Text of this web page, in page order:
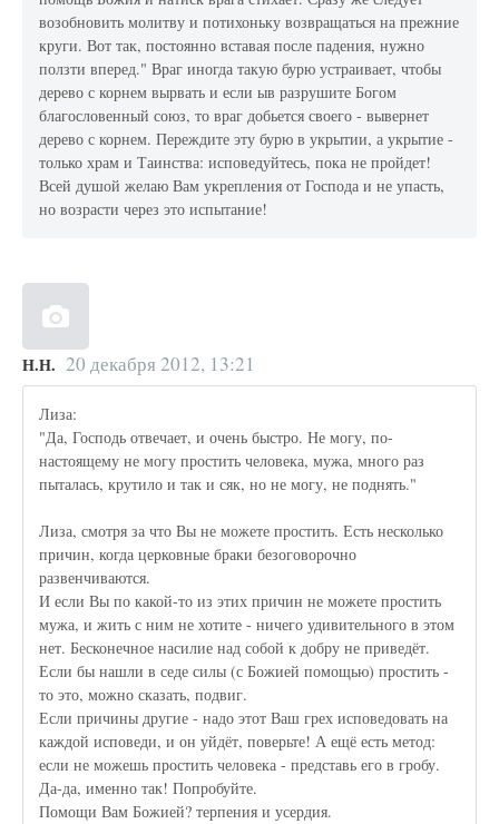
возобновить молитву и потихоньку возвращаться на прежние
круги. Вот так, постоянно вставая после падения, нужно
ползти вперед." Враг иногда такую бурю устраивает, чтобы
дерево с корнем вырвать и если ыв разрушите Богом
благословенный союз, то враг добьется своего - вывернет
дерево с корнем. Переждите эту бурю в укрытии, а укрытие -
только храм и Таинства: исповедуйтесь, пока не пройдет!
Всей душой желаю Вам укрепления от Господа и не упасть,
но возрасти через это испытание!
Н.Н. 20 декабря 2012, 13:21
Лиза:
"Да, Господь отвечает, и очень быстро. Не могу, по-
настоящему не могу простить человека, мужа, много раз
пыталась, крутило и так и сяк, но не могу, не поднять."
Лиза, смотря за что Вы не можете простить. Есть несколько
причин, когда церковные браки безоговорочно
развенчиваются.
И если Вы по какой-то из этих причин не можете простить
мужа, и жить с ним не хотите - ничего удивительного в этом
нет. Бесконечное насилие над собой к добру не приведёт.
Если бы нашли в седе силы (с Божией помощью) простить -
то это, можно сказать, подвиг.
Если причины другие - надо этот Ваш грех исповедовать на
каждой исповеди, и он уйдёт, поверьте! А ещё есть метод:
если не можешь простить человека - представь его в гробу.
Да-да, именно так! Попробуйте.
Помощи Вам Божией? терпения и усердия.